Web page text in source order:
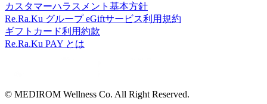
カスタマーハラスメント基本方針
Re.Ra.Ku グループ eGiftサービス利用規約
ギフトカード利用約款
Re.Ra.Ku PAY とは
© MEDIROM Wellness Co. All Right Reserved.